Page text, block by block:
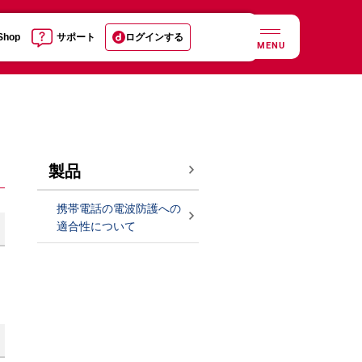
サポート ログインする
MENU
製品
携帯電話の電波防護への
適合性について